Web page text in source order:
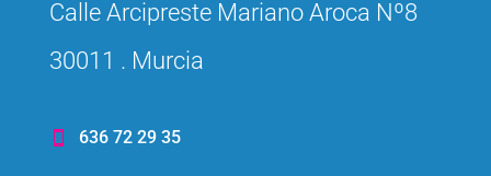
Calle Arcipreste Mariano Aroca Nº8
30011 . Murcia
 636 72 29 35